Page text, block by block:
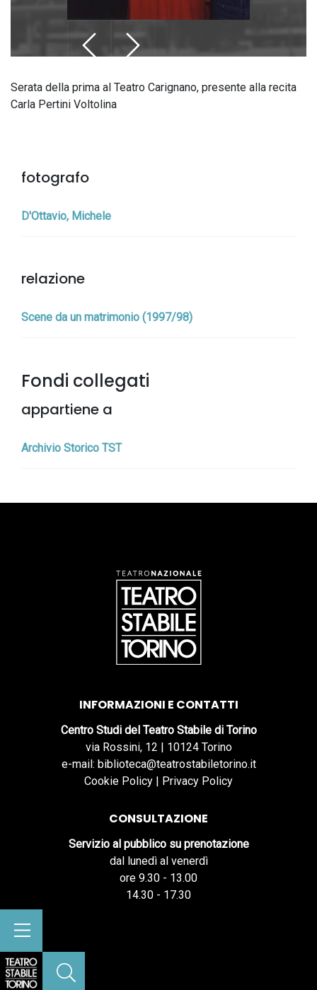
Serata della prima al Teatro Carignano, presente alla recita
Carla Pertini Voltolina
fotografo
D'Ottavio, Michele
relazione
Scene da un matrimonio (1997/98)
Fondi collegati
appartiene a
Archivio Storico TST
INFORMAZIONI E CONTATTI
Centro Studi del Teatro Stabile di Torino
via Rossini, 12 | 10124 Torino
e-mail: biblioteca@teatrostabiletorino.it
Cookie Policy | Privacy Policy
CONSULTAZIONE
Servizio al pubblico su prenotazione
dal lunedì al venerdì
ore 9.30 - 13.00
14.30 - 17.30